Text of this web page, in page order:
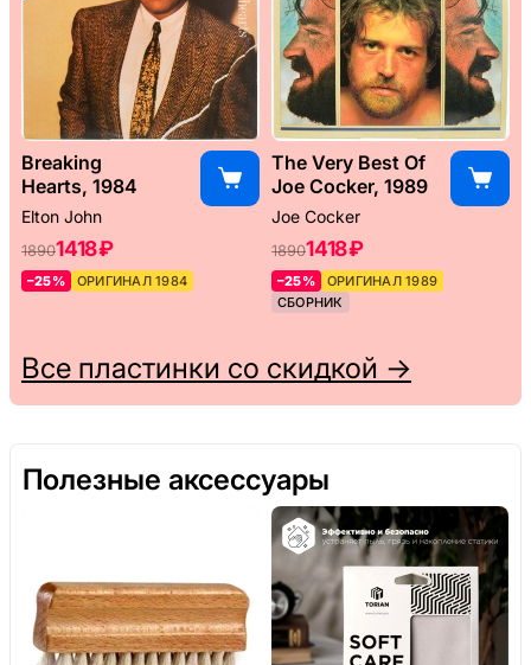
Breaking
Hearts, 1984
Elton John
18901418 ₽
–25% ОРИГИНАЛ 1984
The Very Best Of
Joe Cocker, 1989
Joe Cocker
18901418 ₽
–25%
ОРИГИНАЛ 1989
СБОРНИК
Все пластинки со скидкой →
Полезные аксессуары